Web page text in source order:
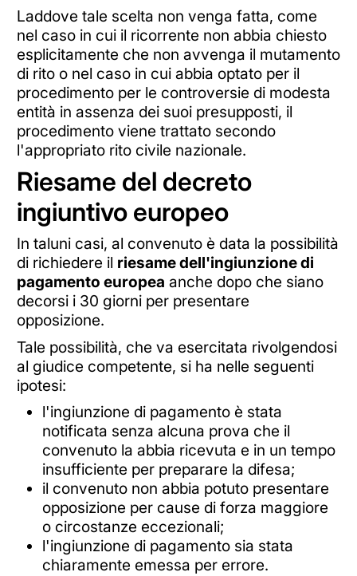
Laddove tale scelta non venga fatta, come
nel caso in cui il ricorrente non abbia chiesto
esplicitamente che non avvenga il mutamento
di rito o nel caso in cui abbia optato per il
procedimento per le controversie di modesta
entità in assenza dei suoi presupposti, il
procedimento viene trattato secondo
l'appropriato rito civile nazionale.
Riesame del decreto
ingiuntivo europeo
In taluni casi, al convenuto è data la possibilità
di richiedere il riesame dell'ingiunzione di
pagamento europea anche dopo che siano
decorsi i 30 giorni per presentare
opposizione.
Tale possibilità, che va esercitata rivolgendosi
al giudice competente, si ha nelle seguenti
ipotesi:
l'ingiunzione di pagamento è stata
notificata senza alcuna prova che il
convenuto la abbia ricevuta e in un tempo
insufficiente per preparare la difesa;
il convenuto non abbia potuto presentare
opposizione per cause di forza maggiore
o circostanze eccezionali;
l'ingiunzione di pagamento sia stata
chiaramente emessa per errore.